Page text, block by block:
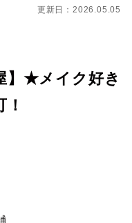
更新日：2026.05.05
】★メイク好き